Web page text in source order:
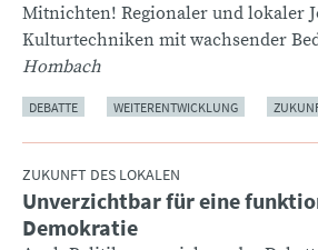
Mitnichten! Regionaler und lokaler
Kulturtechniken mit wachsender
Hombach
DEBATTE WEITERENTWICKLUNG
ZUKUNFT DES LOKALEN
:Unverzichtbar für eine
Demokratie